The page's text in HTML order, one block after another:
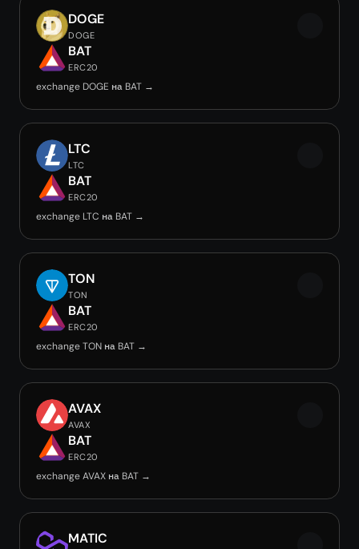
DOGE
DOGE
BAT
ERC20
exchange DOGE на BAT →
LTC
LTC
BAT
ERC20
exchange LTC на BAT →
TON
TON
BAT
ERC20
exchange TON на BAT →
AVAX
AVAX
BAT
ERC20
exchange AVAX на BAT →
MATIC